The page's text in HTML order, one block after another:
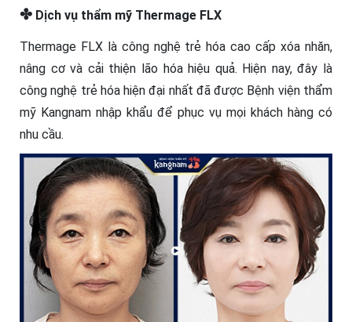
✤ Dịch vụ thẩm mỹ Thermage FLX
Thermage FLX là công nghệ trẻ hóa cao cấp xóa nhăn,
nâng cơ và cải thiện lão hóa hiệu quả. Hiện nay, đây là
công nghệ trẻ hóa hiện đại nhất đã được Bệnh viện thẩm
mỹ Kangnam nhập khẩu để phục vụ mọi khách hàng có
nhu cầu.